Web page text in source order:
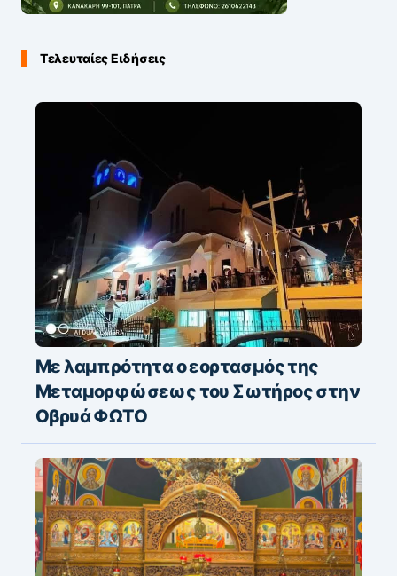
Τελευταίες Ειδήσεις
Με λαμπρότητα ο εορτασμός της
Μεταμορφώσεως του Σωτήρος στην
Οβρυά ΦΩΤΟ